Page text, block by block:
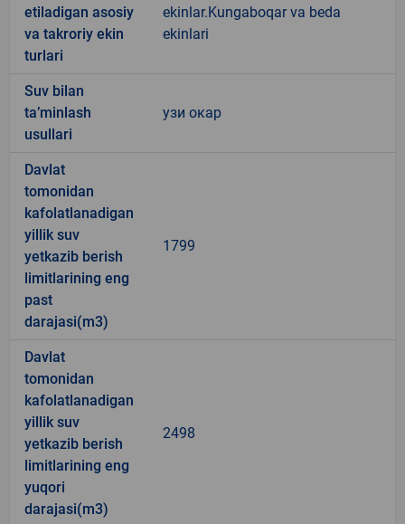
etiladigan asosiy
va takroriy ekin
turlari
ekinlar.Kungaboqar va beda
ekinlari
Suv bilan
ta’minlash
usullari
узи окар
Davlat
tomonidan
kafolatlanadigan
yillik suv
yetkazib berish
limitlarining eng
past
darajasi(m3)
1799
Davlat
tomonidan
kafolatlanadigan
yillik suv
yetkazib berish
limitlarining eng
yuqori
darajasi(m3)
2498